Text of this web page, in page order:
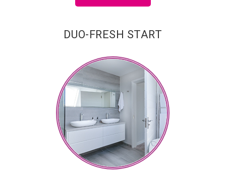
DUO-FRESH START